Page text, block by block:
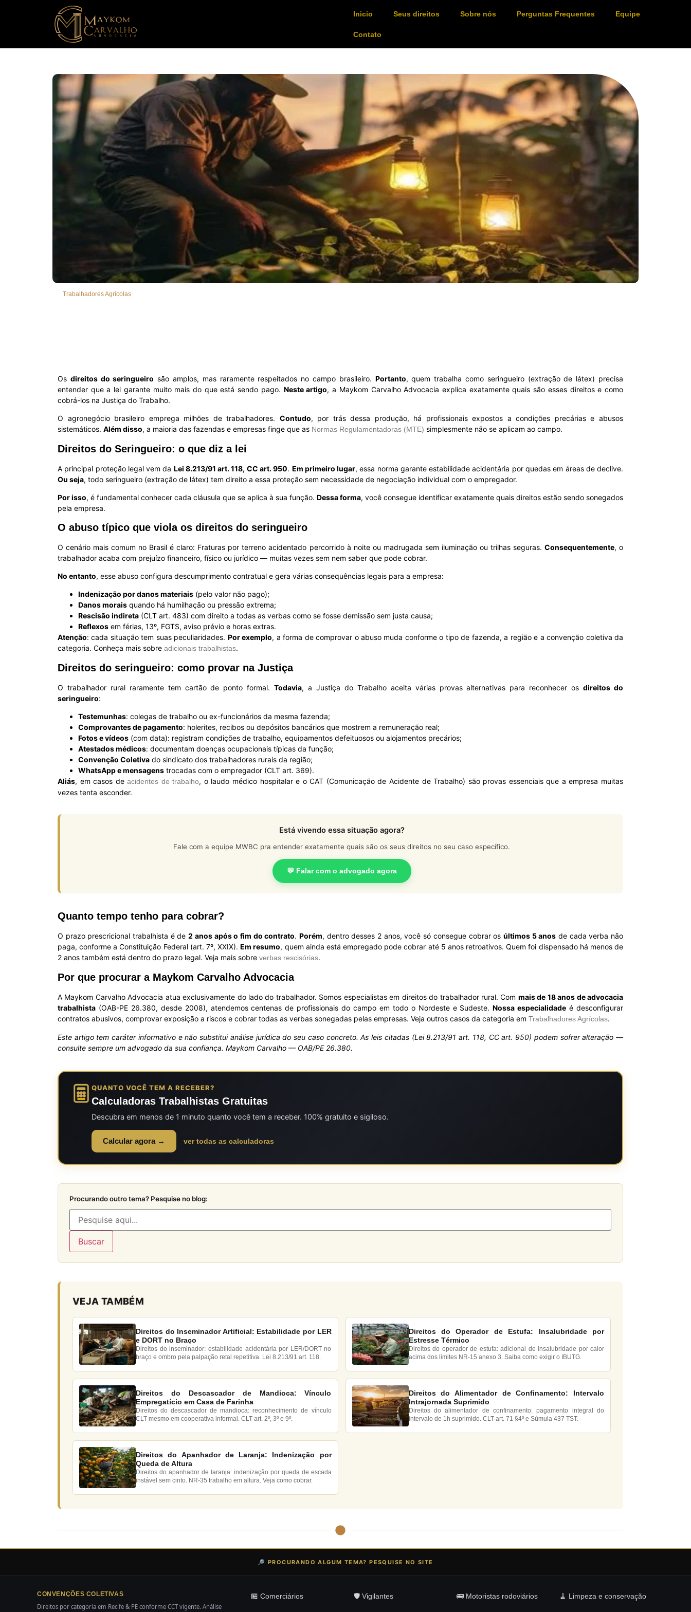
Inicio Seus direitos Sobre nós Perguntas Frequentes Equipe
Contato
Trabalhadores Agrícolas
Os direitos do seringueiro são amplos, mas raramente respeitados no campo brasileiro. Portanto, quem trabalha como seringueiro (extração de látex) precisa
entender que a lei garante muito mais do que está sendo pago. Neste artigo, a Maykom Carvalho Advocacia explica exatamente quais são esses direitos e como
cobrá-los na Justiça do Trabalho.
O agronegócio brasileiro emprega milhões de trabalhadores. Contudo, por trás dessa produção, há profissionais expostos a condições precárias e abusos
sistemáticos. Além disso, a maioria das fazendas e empresas finge que as Normas Regulamentadoras (MTE) simplesmente não se aplicam ao campo.
Direitos do Seringueiro: o que diz a lei
A principal proteção legal vem da Lei 8.213/91 art. 118, CC art. 950. Em primeiro lugar, essa norma garante estabilidade acidentária por quedas em áreas de declive.
Ou seja, todo seringueiro (extração de látex) tem direito a essa proteção sem necessidade de negociação individual com o empregador.
Por isso, é fundamental conhecer cada cláusula que se aplica à sua função. Dessa forma, você consegue identificar exatamente quais direitos estão sendo sonegados
pela empresa.
O abuso típico que viola os direitos do seringueiro
O cenário mais comum no Brasil é claro: Fraturas por terreno acidentado percorrido à noite ou madrugada sem iluminação ou trilhas seguras. Consequentemente, o
trabalhador acaba com prejuízo financeiro, físico ou jurídico — muitas vezes sem nem saber que pode cobrar.
No entanto, esse abuso configura descumprimento contratual e gera várias consequências legais para a empresa:
Indenização por danos materiais (pelo valor não pago);
Danos morais quando há humilhação ou pressão extrema;
Rescisão indireta (CLT art. 483) com direito a todas as verbas como se fosse demissão sem justa causa;
Reflexos em férias, 13º, FGTS, aviso prévio e horas extras.
Atenção: cada situação tem suas peculiaridades. Por exemplo, a forma de comprovar o abuso muda conforme o tipo de fazenda, a região e a convenção coletiva da
categoria. Conheça mais sobre adicionais trabalhistas.
Direitos do seringueiro: como provar na Justiça
O trabalhador rural raramente tem cartão de ponto formal.Todavia, a Justiça do Trabalho aceita várias provas alternativas para reconhecer osdireitos do
seringueiro:
Testemunhas: colegas de trabalho ou ex-funcionários da mesma fazenda;
Comprovantes de pagamento: holerites, recibos ou depósitos bancários que mostrem a remuneração real;
Fotos e vídeos (com data): registram condições de trabalho, equipamentos defeituosos ou alojamentos precários;
Atestados médicos: documentam doenças ocupacionais típicas da função;
Convenção Coletiva do sindicato dos trabalhadores rurais da região;
WhatsApp e mensagens trocadas com o empregador (CLT art. 369).
Aliás, em casos deacidentes de trabalho, o laudo médico hospitalar e o CAT (Comunicação de Acidente de Trabalho) são provas essenciais que a empresa muitas
vezes tenta esconder.
Está vivendo essa situação agora?
Fale com a equipe MWBC pra entender exatamente quais são os seus direitos no seu caso específico.
💬 Falar com o advogado agora
Quanto tempo tenho para cobrar?
O prazo prescricional trabalhista é de2 anos após o fim do contrato. Porém, dentro desses 2 anos, você só consegue cobrar os últimos 5 anos de cada verba não
paga, conforme a Constituição Federal (art. 7º, XXIX).Em resumo, quem ainda está empregado pode cobrar até 5 anos retroativos. Quem foi dispensado há menos de
2 anos também está dentro do prazo legal. Veja mais sobre verbas rescisórias.
Por que procurar a Maykom Carvalho Advocacia
A Maykom Carvalho Advocacia atua exclusivamente do lado do trabalhador. Somos especialistas em direitos do trabalhador rural. Com mais de 18 anos de advocacia
trabalhista (OAB-PE 26.380, desde 2008), atendemos centenas de profissionais do campo em todo o Nordeste e Sudeste.Nossa especialidade é desconfigurar
contratos abusivos, comprovar exposição a riscos e cobrar todas as verbas sonegadas pelas empresas. Veja outros casos da categoria em Trabalhadores Agrícolas.
Este artigo tem caráter informativo e não substitui análise jurídica do seu caso concreto. As leis citadas (Lei 8.213/91 art. 118, CC art. 950) podem sofrer alteração —
consulte sempre um advogado da sua confiança. Maykom Carvalho — OAB/PE 26.380.
QUANTO VOCÊ TEM A RECEBER?
Calculadoras Trabalhistas Gratuitas
Descubra em menos de 1 minuto quanto você tem a receber. 100% gratuito e sigiloso.
Calcular agora → ver todas as calculadoras
Procurando outro tema? Pesquise no blog:
Buscar
VEJA TAMBÉM
Direitos do Inseminador Artificial: Estabilidade por LER
e DORT no Braço
Direitos do inseminador: estabilidade acidentária por LER/DORT no
braço e ombro pela palpação retal repetitiva. Lei 8.213/91 art. 118.
Direitos do Operador de Estufa: Insalubridade por
Estresse Térmico
Direitos do operador de estufa: adicional de insalubridade por calor
acima dos limites NR-15 anexo 3. Saiba como exigir o IBUTG.
Direitos do Descascador de Mandioca: Vínculo
Empregatício em Casa de Farinha
Direitos do descascador de mandioca: reconhecimento de vínculo
CLT mesmo em cooperativa informal. CLT art. 2º, 3º e 9º.
Direitos do Alimentador de Confinamento: Intervalo
Intrajornada Suprimido
Direitos do alimentador de confinamento: pagamento integral do
intervalo de 1h suprimido. CLT art. 71 §4º e Súmula 437 TST.
Direitos do Apanhador de Laranja: Indenização por
Queda de Altura
Direitos do apanhador de laranja: indenização por queda de escada
instável sem cinto. NR-35 trabalho em altura. Veja como cobrar.
🔎 PROCURANDO ALGUM TEMA? PESQUISE NO SITE
CONVENÇÕES COLETIVAS
Direitos por categoria em Recife & PE conforme CCT vigente. Análise
🏪 Comerciários 🛡️ Vigilantes 🚌 Motoristas rodoviários 🧹 Limpeza e conservação